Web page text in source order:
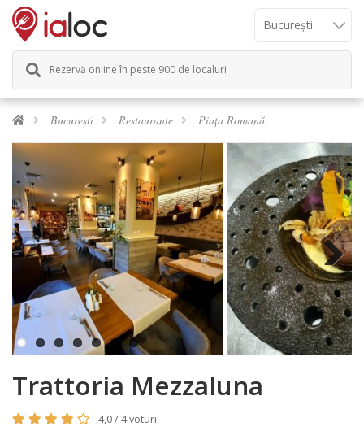
Rezervă online în peste 900 de localuri
București Restaurante Piața Romană
Next
Trattoria Mezzaluna
4,0 / 4 voturi